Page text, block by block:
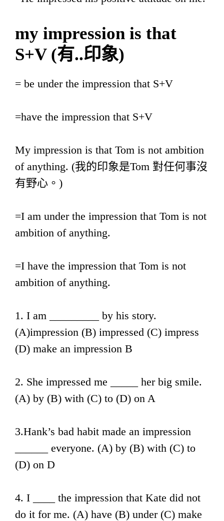
my impression is that
S+V (有..印象)
= be under the impression that S+V
=have the impression that S+V
My impression is that Tom is not ambition
of anything. (我的印象是Tom 對任何事沒
有野心。)
=I am under the impression that Tom is not
ambition of anything.
=I have the impression that Tom is not
ambition of anything.
1. I am _________ by his story.
(A)impression (B) impressed (C) impress
(D) make an impression B
2. She impressed me _____ her big smile.
(A) by (B) with (C) to (D) on A
3.Hank’s bad habit made an impression
______ everyone. (A) by (B) with (C) to
(D) on D
4. I ____ the impression that Kate did not
do it for me. (A) have (B) under (C) make